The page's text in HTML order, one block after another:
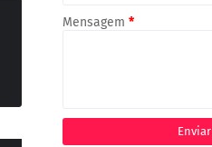
Mensagem *